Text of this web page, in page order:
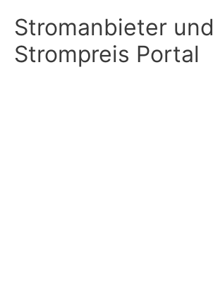
Inhalt
springen
Stromanbieter und
Strompreis Portal